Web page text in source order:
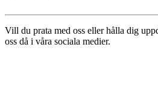
Vill du prata med oss eller hålla dig
oss då i våra sociala medier.